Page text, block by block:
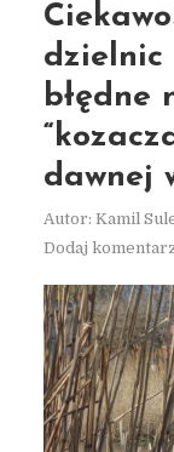
dzielnic
błędne
dawnej
Autor: Kamil
Dodaj